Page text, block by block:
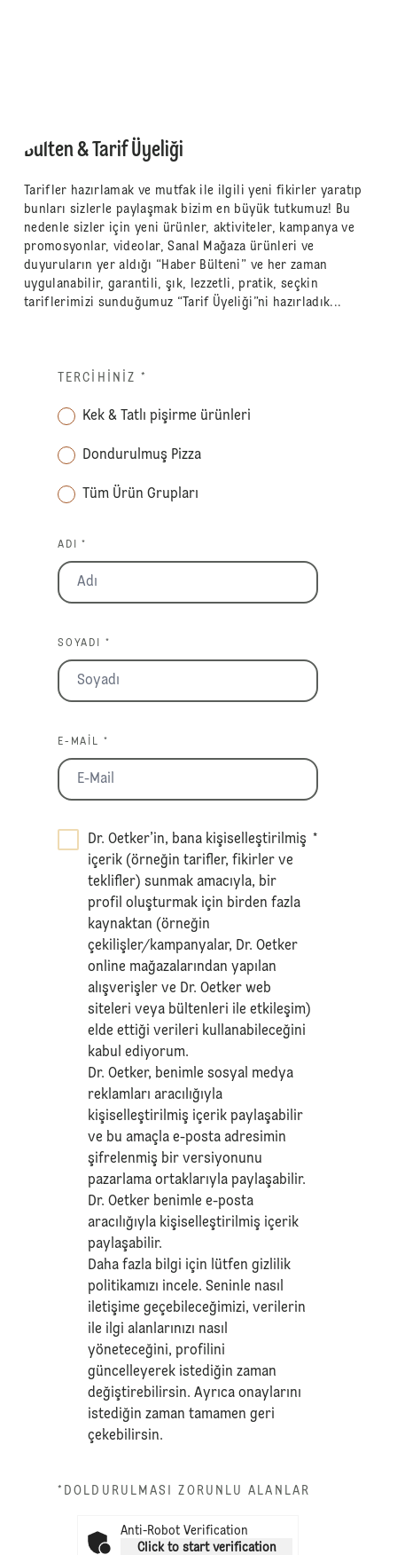
Bülten & Tarif Üyeliği
Tarifler hazırlamak ve mutfak ile ilgili yeni fikirler yaratıp
bunları sizlerle paylaşmak bizim en büyük tutkumuz! Bu
nedenle sizler için yeni ürünler, aktiviteler, kampanya ve
promosyonlar, videolar, Sanal Mağaza ürünleri ve
duyuruların yer aldığı “Haber Bülteni” ve her zaman
uygulanabilir, garantili, şık, lezzetli, pratik, seçkin
tariflerimizi sunduğumuz “Tarif Üyeliği”ni hazırladık...
TERCIHINIZ *
Kek & Tatlı pişirme ürünleri
Dondurulmuş Pizza
Tüm Ürün Grupları
ADI *
SOYADI *
E-MAIL *
Dr. Oetker’in, bana kişiselleştirilmiş
içerik (örneğin tarifler, fikirler ve
teklifler) sunmak amacıyla, bir
profil oluşturmak için birden fazla
kaynaktan (örneğin
çekilişler/kampanyalar, Dr. Oetker
online mağazalarından yapılan
alışverişler ve Dr. Oetker web
siteleri veya bültenleri ile etkileşim)
elde ettiği verileri kullanabileceğini
kabul ediyorum.
Dr. Oetker, benimle sosyal medya
reklamları aracılığıyla
kişiselleştirilmiş içerik paylaşabilir
ve bu amaçla e-posta adresimin
şifrelenmiş bir versiyonunu
pazarlama ortaklarıyla paylaşabilir.
Dr. Oetker benimle e-posta
aracılığıyla kişiselleştirilmiş içerik
paylaşabilir.
Daha fazla bilgi için lütfengizlilik
politikamızı incele. Seninle nasıl
iletişime geçebileceğimizi, verilerin
ile ilgi alanlarınızı nasıl
yöneteceğini, profilini
güncelleyerek istediğin zaman
değiştirebilirsin. Ayrıca onaylarını
istediğin zaman tamamen geri
çekebilirsin.
*
*DOLDURULMASI ZORUNLU ALANLAR
Anti-Robot Verification
Click to start verification